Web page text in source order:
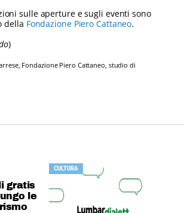
sulle aperture e sugli eventi sono
della Fondazione Piero Cattaneo.
)
Fondazione Piero Cattaneo, studio di
gratis
le
CULTURA